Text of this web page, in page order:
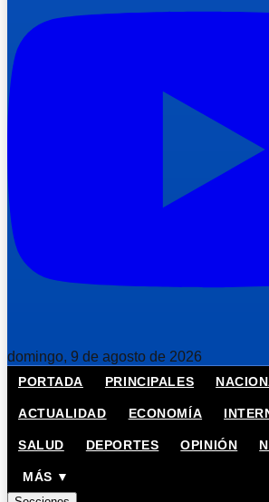
domingo, 9 de agosto de 2026
PORTADA PRINCIPALES
ACTUALIDAD ECONOMÍA
SALUD DEPORTES OPINIÓN
MÁS ▼